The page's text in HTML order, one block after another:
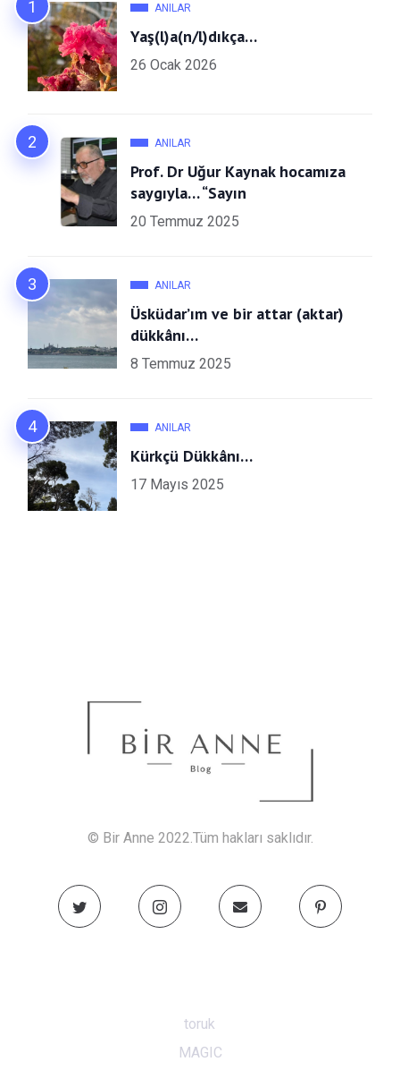
ANILAR
Yaş(l)a(n/l)dıkça…
26 Ocak 2026
ANILAR
Prof. Dr Uğur Kaynak hocamıza
saygıyla… “Sayın
20 Temmuz 2025
ANILAR
Üsküdar’ım ve bir attar (aktar)
dükkânı…
8 Temmuz 2025
ANILAR
Kürkçü Dükkânı…
17 Mayıs 2025
© Bir Anne 2022.Tüm hakları saklıdır.
toruk
MAGIC